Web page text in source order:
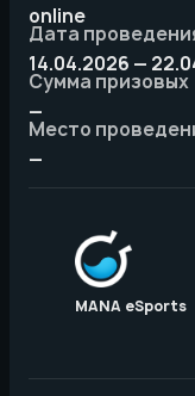
online
Дата
14.04.2026 —
Сумма призовых
—
Место
—
MANA eSports